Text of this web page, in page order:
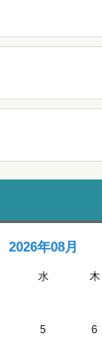
2026年08月
水 木
5 6